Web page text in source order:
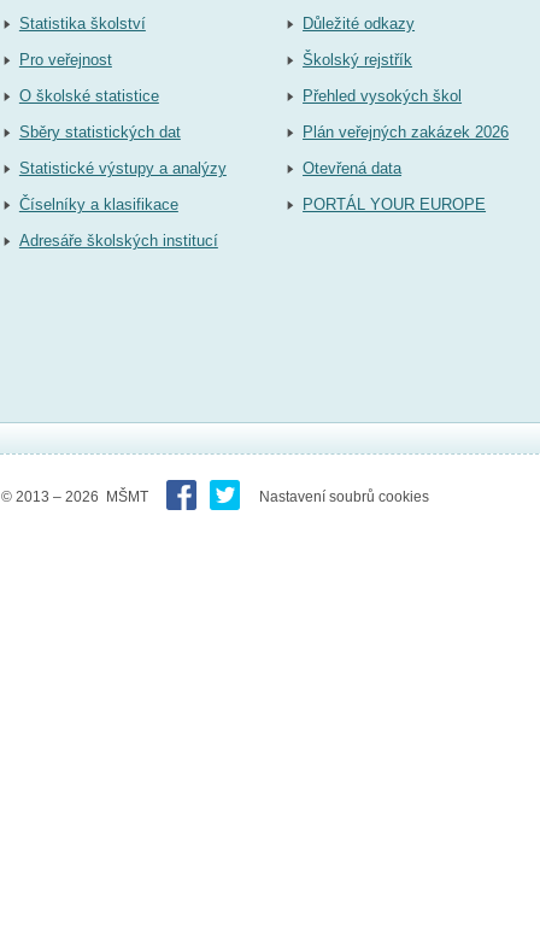
Statistika školství
Pro veřejnost
O školské statistice
Sběry statistických dat
Statistické výstupy a analýzy
Číselníky a klasifikace
Adresáře školských institucí
Důležité odkazy
Školský rejstřík
Přehled vysokých škol
Plán veřejných zakázek 2026
Otevřená data
PORTÁL YOUR EUROPE
© 2013 – 2026 MŠMT Nastavení soubrů cookies